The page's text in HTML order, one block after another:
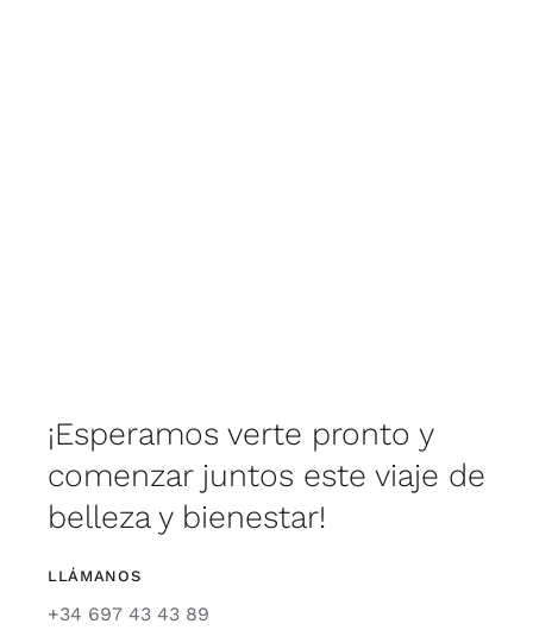
¡Esperamos verte pronto y
comenzar juntos este viaje de
belleza y bienestar!
LLÁMANOS
+34 697 43 43 89